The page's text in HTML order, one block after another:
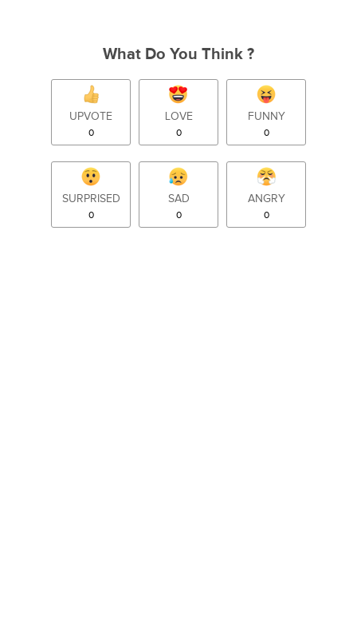
What Do You Think ?
UPVOTE
0
LOVE
0
FUNNY
0
SURPRISED
0
SAD
0
ANGRY
0